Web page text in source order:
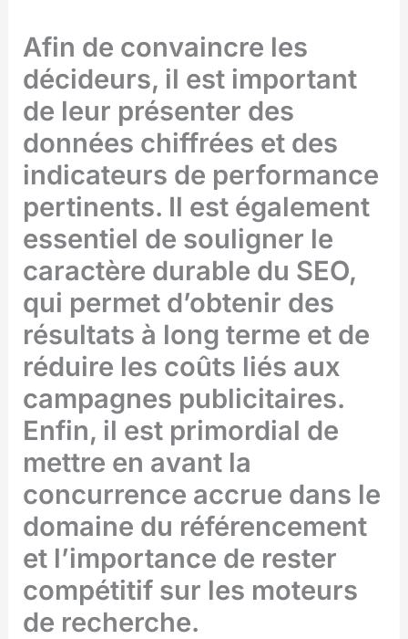
Afin de convaincre les
décideurs, il est important
de leur présenter des
données chiffrées et des
indicateurs de performance
pertinents. Il est également
essentiel de souligner le
caractère durable du SEO,
qui permet d’obtenir des
résultats à long terme et de
réduire les coûts liés aux
campagnes publicitaires.
Enfin, il est primordial de
mettre en avant la
concurrence accrue dans le
domaine du référencement
et l’importance de rester
compétitif sur les moteurs
de recherche.